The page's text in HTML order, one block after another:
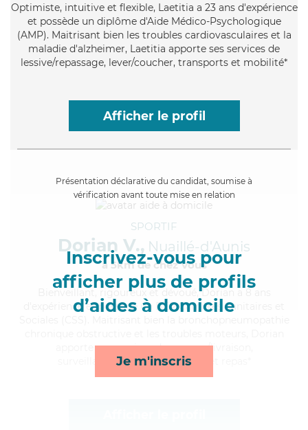
Optimiste, intuitive et flexible, Laetitia a 23 ans d'expérience
et possède un diplôme d'Aide Médico-Psychologique
(AMP). Maitrisant bien les troubles cardiovasculaires et la
maladie d'alzheimer, Laetitia apporte ses services de
lessive/repassage, lever/coucher, transports et mobilité*
Afficher le profil
Présentation déclarative du candidat, soumise à
vérification avant toute mise en relation
Inscrivez-vous pour
afficher plus de profils
d’aides à domicile
Je m'inscris
SPORTIF
Dorian V., Nuaillé-d'Aunis
à 5km de chez Vous
, rigoureux et dévoué, Dorian a 8 ans
d'expérience et possède un BEP Carrières Sanitaires et
apporte ses services de courses/livraison,
surveillance de nuit, transports et repas*